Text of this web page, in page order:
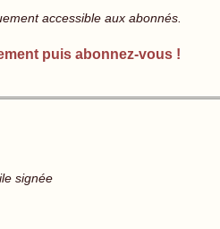
accessible aux abonnés.
puis abonnez-vous !
signée